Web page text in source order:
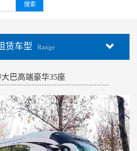
搜索
赁车型 Range
巴高端豪华35座